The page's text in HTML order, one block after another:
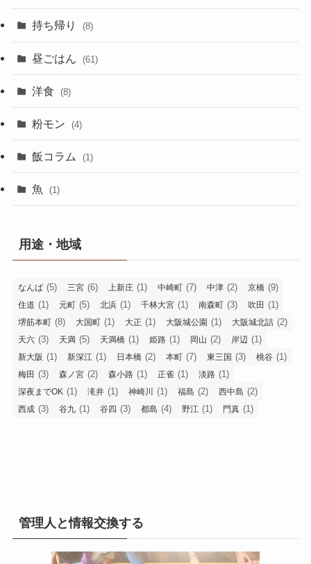
持ち帰り (8)
昼ごはん (61)
洋食 (8)
粉モン (4)
飯コラム (1)
魚 (1)
用途・地域
なんば (5) 三宮 (6) 上新庄 (1) 中崎町 (7) 中津 (2) 京橋 (9)
住道 (1) 元町 (5) 北浜 (1) 千林大宮 (1) 南森町 (3) 吹田 (1)
堺筋本町 (8) 大国町 (1) 大正 (1) 大阪城公園 (1) 大阪城北詰 (2)
天六 (3) 天満 (5) 天満橋 (1) 姫路 (1) 岡山 (2) 岸辺 (1)
新大阪 (1) 新深江 (1) 日本橋 (2) 本町 (7) 東三国 (3) 桃谷 (1)
梅田 (3) 森ノ宮 (2) 森小路 (1) 正雀 (1) 淡路 (1)
深夜までOK (1) 滝井 (1) 神崎川 (1) 福島 (2) 西中島 (2)
西成 (3) 谷九 (1) 谷四 (3) 都島 (4) 野江 (1) 門真 (1)
管理人と情報交換する